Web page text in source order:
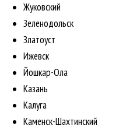
Жуковский
Зеленодольск
Златоуст
Ижевск
Йошкар-Ола
Казань
Калуга
Каменск-Шахтинский